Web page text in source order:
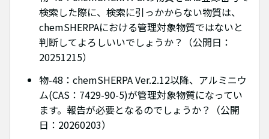
検索した際に、検索に引っかからない物質は、
chemSHERPAにおける管理対象物質ではないと
判断してよろしいいでしょうか？（公開日：
20251215）
物-48：chemSHERPA Ver.2.12以降、アルミニウ
ム(CAS：7429-90-5)が管理対象物質になってい
ます。報告が必要となるのでしょうか？（公開
日：20260203）